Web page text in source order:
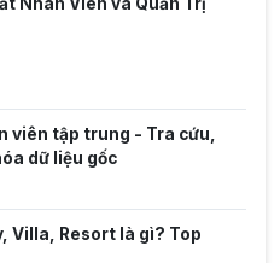
viên tập trung - Tra cứu,
dữ liệu gốc
Villa, Resort là gì? Top